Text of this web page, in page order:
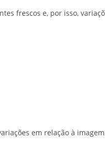
frescos e, por isso,
em relação à